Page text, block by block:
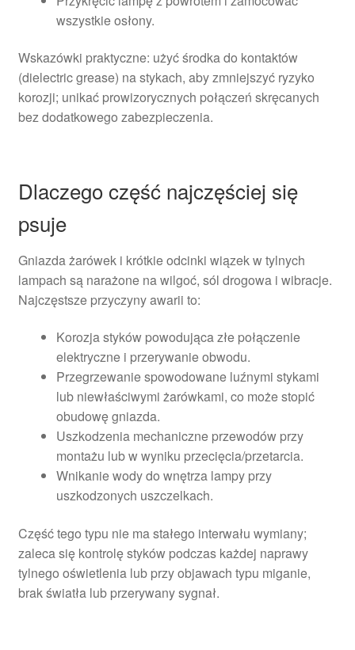
wszystkie osłony.
Wskazówki praktyczne: użyć środka do kontaktów
(dielectric grease) na stykach, aby zmniejszyć ryzyko
korozji; unikać prowizorycznych połączeń skręcanych
bez dodatkowego zabezpieczenia.
Dlaczego część najczęściej się
psuje
Gniazda żarówek i krótkie odcinki wiązek w tylnych
lampach są narażone na wilgoć, sól drogowa i wibracje.
Najczęstsze przyczyny awarii to:
Korozja styków powodująca złe połączenie
elektryczne i przerywanie obwodu.
Przegrzewanie spowodowane luźnymi stykami
lub niewłaściwymi żarówkami, co może stopić
obudowę gniazda.
Uszkodzenia mechaniczne przewodów przy
montażu lub w wyniku przecięcia/przetarcia.
Wnikanie wody do wnętrza lampy przy
uszkodzonych uszczelkach.
Część tego typu nie ma stałego interwału wymiany;
zaleca się kontrolę styków podczas każdej naprawy
tylnego oświetlenia lub przy objawach typu miganie,
brak światła lub przerywany sygnał.